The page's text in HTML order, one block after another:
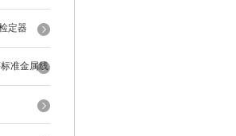
定器
准金属线